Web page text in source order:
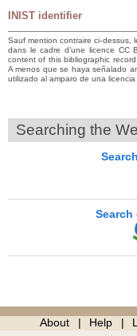
INIST identifier
Sauf mention contraire ci-dessus,
dans le cadre d’une licence CC
content of this bibliographic
A menos que se haya señalado
utilizado al amparo de una licencia
Searching the
Search
About Help